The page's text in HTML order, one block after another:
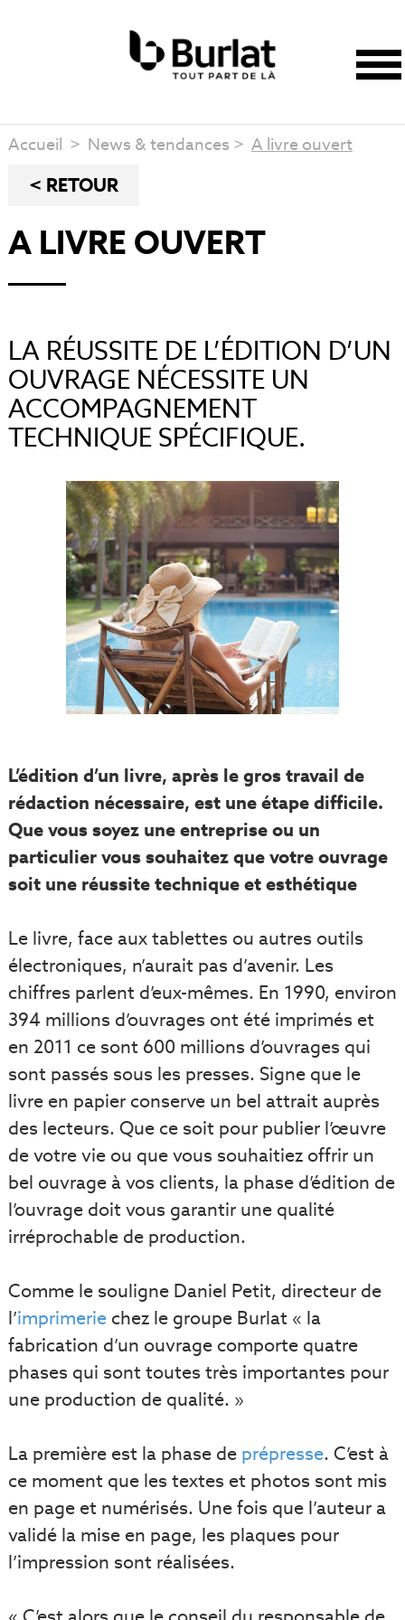
Accueil > News & tendances > A livre ouvert
< RETOUR
A LIVRE OUVERT
LA RÉUSSITE DE L’ÉDITION D’UN
OUVRAGE NÉCESSITE UN
ACCOMPAGNEMENT
TECHNIQUE SPÉCIFIQUE.
L’édition d’un livre, après le gros travail de
rédaction nécessaire, est une étape difficile.
Que vous soyez une entreprise ou un
particulier vous souhaitez que votre ouvrage
soit une réussite technique et esthétique
Le livre, face aux tablettes ou autres outils
électroniques, n’aurait pas d’avenir. Les
chiffres parlent d’eux-mêmes. En 1990, environ
394 millions d’ouvrages ont été imprimés et
en 2011 ce sont 600 millions d’ouvrages qui
sont passés sous les presses. Signe que le
livre en papier conserve un bel attrait auprès
des lecteurs. Que ce soit pour publier l’œuvre
de votre vie ou que vous souhaitiez offrir un
bel ouvrage à vos clients, la phase d’édition de
l’ouvrage doit vous garantir une qualité
irréprochable de production.
Comme le souligne Daniel Petit, directeur de
l’imprimeriechez le groupe Burlat « la
fabrication d’un ouvrage comporte quatre
phases qui sont toutes très importantes pour
une production de qualité. »
La première est la phase de prépresse. C’est à
ce moment que les textes et photos sont mis
en page et numérisés. Une fois que l’auteur a
validé la mise en page, les plaques pour
l’impression sont réalisées.